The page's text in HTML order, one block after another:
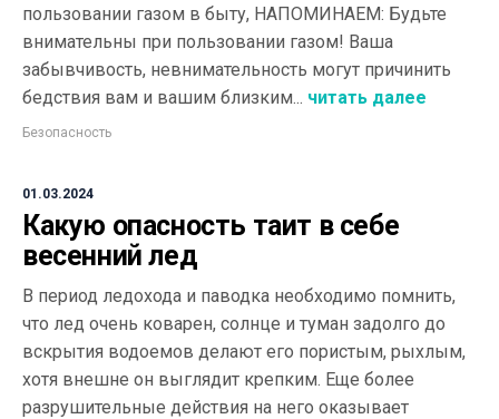
пользовании газом в быту, НАПОМИНАЕМ: Будьте
внимательны при пользовании газом! Ваша
забывчивость, невнимательность могут причинить
бедствия вам и вашим близким... читать далее
Безопасность
01.03.2024
Какую опасность таит в себе
весенний лед
В период ледохода и паводка необходимо помнить,
что лед очень коварен, солнце и туман задолго до
вскрытия водоемов делают его пористым, рыхлым,
хотя внешне он выглядит крепким. Еще более
разрушительные действия на него оказывает